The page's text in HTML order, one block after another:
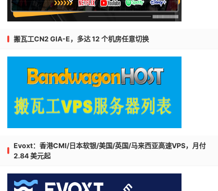
搬瓦工CN2 GIA-E，多达 12 个机房任意切换
Evoxt：香港CMI/日本软银/美国/英国/马来西亚高速VPS，月付
2.84 美元起